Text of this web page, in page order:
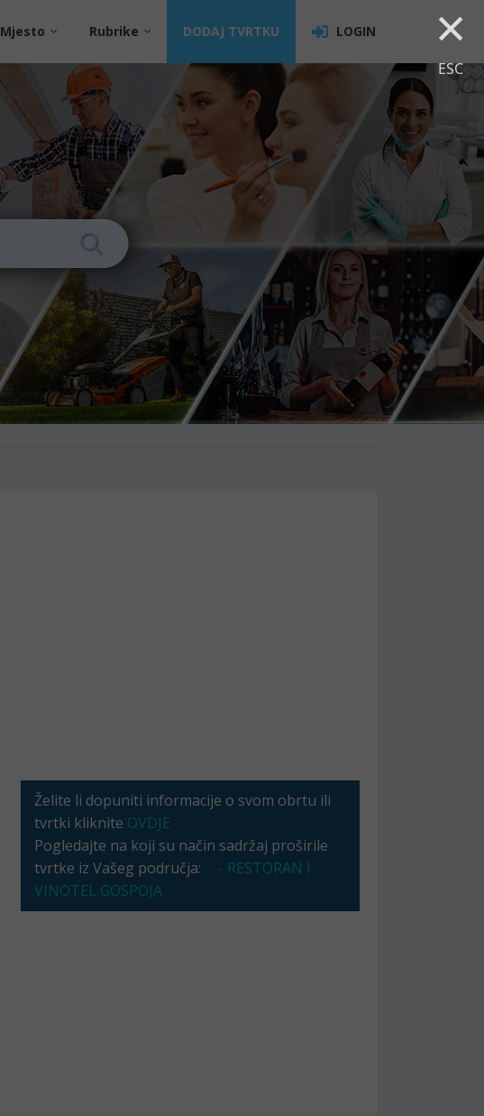
×
ESC
Mjesto Rubrike DODAJ TVRTKU LOGIN
Želite li dopuniti informacije o svom obrtu ili
tvrtki kliknite OVDJE
Pogledajte na koji su način sadržaj proširile
tvrtke iz Vašeg područja:
- RESTORAN I
VINOTEL GOSPOJA